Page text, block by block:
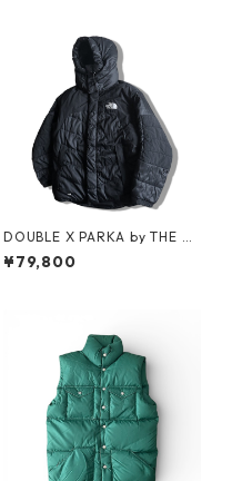
DOUBLE X PARKA by THE N
ORTH FACE
¥79,800